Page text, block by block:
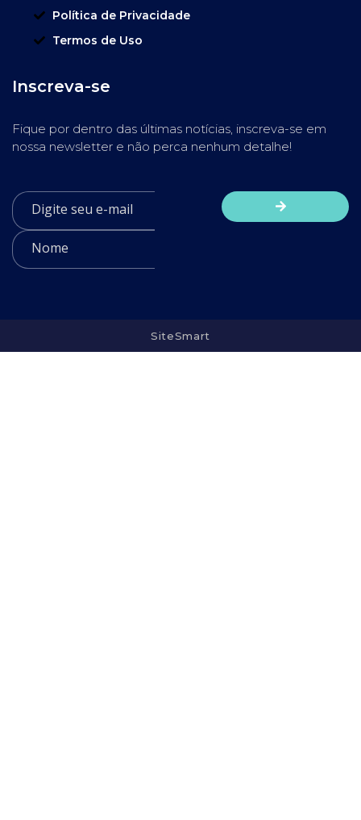
Política de Privacidade
Termos de Uso
Inscreva-se
Fique por dentro das últimas notícias, inscreva-se em
nossa newsletter e não perca nenhum detalhe!
SiteSmart